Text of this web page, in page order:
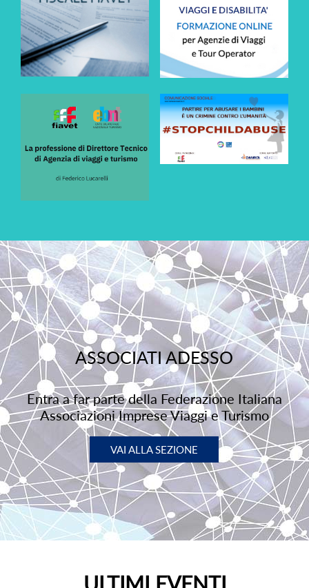
ASSOCIATI ADESSO
Entra a far parte della Federazione Italiana
Associazioni Imprese Viaggi e Turismo
VAI ALLA SEZIONE
ULTIMI EVENTI